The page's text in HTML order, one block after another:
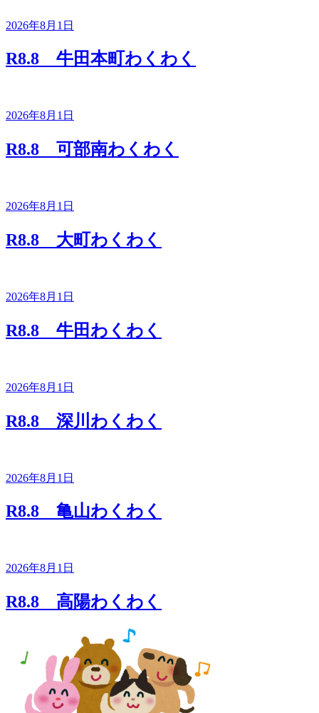
2026年8月1日
R8.8 牛田本町わくわく
2026年8月1日
R8.8 可部南わくわく
2026年8月1日
R8.8 大町わくわく
2026年8月1日
R8.8 牛田わくわく
2026年8月1日
R8.8 深川わくわく
2026年8月1日
R8.8 亀山わくわく
2026年8月1日
R8.8 高陽わくわく